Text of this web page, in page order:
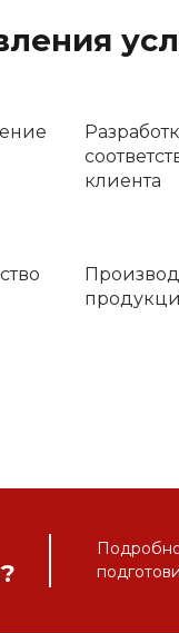
клиента
Подробно